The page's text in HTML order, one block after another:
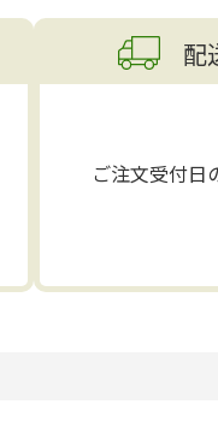
配
ご注文受付日